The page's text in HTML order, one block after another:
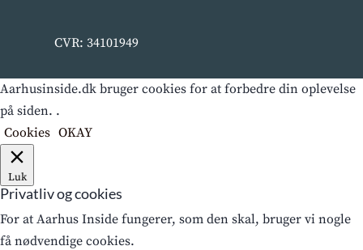
CVR: 34101949
Aarhusinside.dk bruger cookies for at forbedre din oplevelse
på siden. .
Cookies OKAY
Luk
Privatliv og cookies
For at Aarhus Inside fungerer, som den skal, bruger vi nogle
få nødvendige cookies.